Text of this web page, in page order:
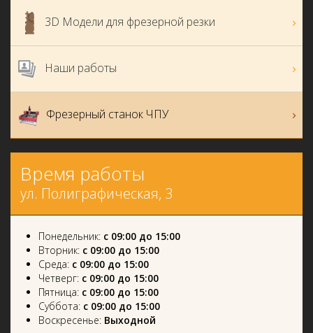
3D Модели для фрезерной резки
Наши работы
Фрезерный станок ЧПУ
Время работы
ул. Полиграфическая, 3
Понедельник: с 09:00 до 15:00
Вторник: с 09:00 до 15:00
Среда: с 09:00 до 15:00
Четверг: с 09:00 до 15:00
Пятница: с 09:00 до 15:00
Суббота: с 09:00 до 15:00
Воскресенье: Выходной